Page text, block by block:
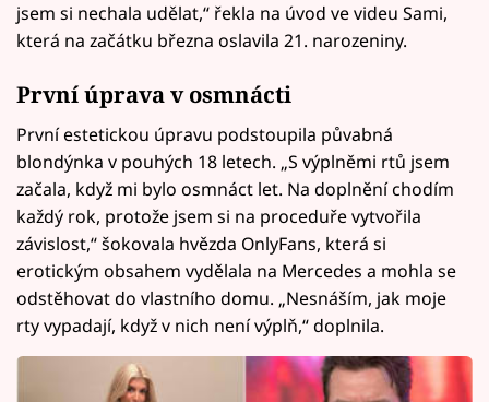
jsem si nechala udělat,“ řekla na úvod ve videu Sami,
která na začátku března oslavila 21. narozeniny.
První úprava v osmnácti
První estetickou úpravu podstoupila půvabná
blondýnka v pouhých 18 letech. „S výplněmi rtů jsem
začala, když mi bylo osmnáct let. Na doplnění chodím
každý rok, protože jsem si na proceduře vytvořila
závislost,“ šokovala hvězda OnlyFans, která si
erotickým obsahem vydělala na Mercedes a mohla se
odstěhovat do vlastního domu. „Nesnáším, jak moje
rty vypadají, když v nich není výplň,“ doplnila.